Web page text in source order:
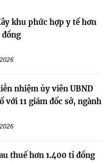
khu phức hợp y tế hơn
đồng
nhiệm ủy viên UBND
với 11 giám đốc sở, ngành
thuế hơn 1.400 tỉ đồng